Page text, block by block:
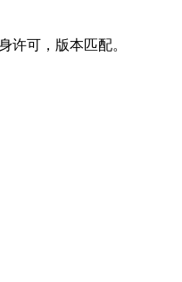
许可，版本匹配。